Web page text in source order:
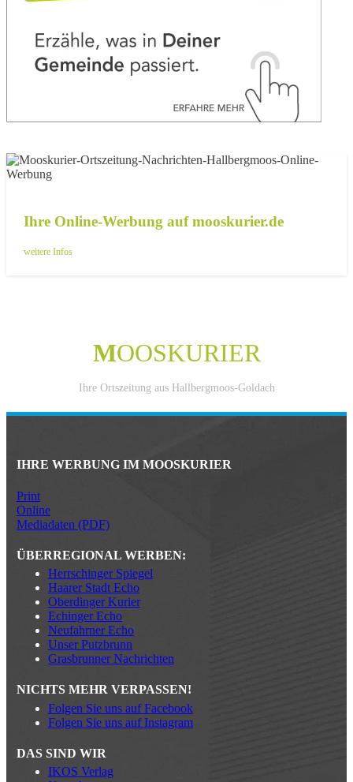
Ihre Online-Werbung auf mooskurier.de
weitere Infos
MOOSKURIER
Ihre Ortszeitung aus Hallbergmoos-Goldach
IHRE WERBUNG IM MOOSKURIER
Print
Online
Mediadaten (PDF)
ÜBERREGIONAL WERBEN:
Herrschinger Spiegel
Haarer Stadt Echo
Oberdinger Kurier
Echinger Echo
Neufahrner Echo
Unser Putzbrunn
Grasbrunner Nachrichten
NICHTS MEHR VERPASSEN!
Folgen Sie uns auf Facebook
Folgen Sie uns auf Instagram
DAS SIND WIR
IKOS Verlag